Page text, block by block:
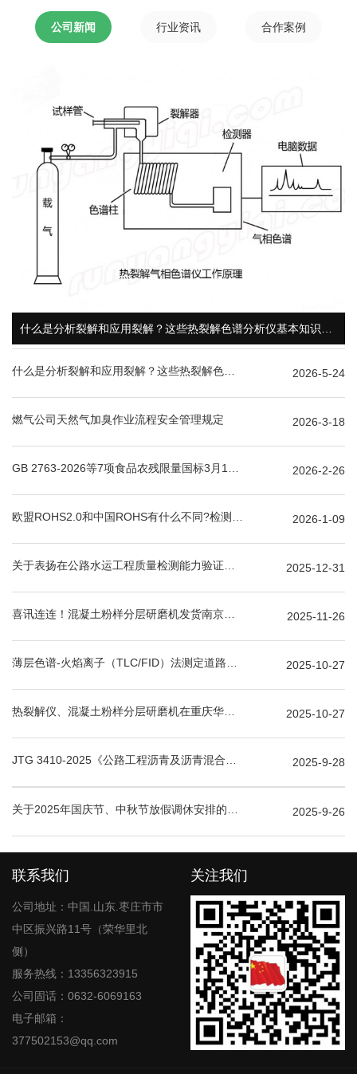
公司新闻 行业资讯 合作案例
什么是分析裂解和应用裂解？这些热裂解色谱分析仪基本知识你了解吗？
什么是分析裂解和应用裂解？这些热裂解色谱分析仪基本知识你了解吗？ 2026-5-24
燃气公司天然气加臭作业流程安全管理规定 2026-3-18
GB 2763-2026等7项食品农残限量国标3月1日正式实施！新增370项限量！ 2026-2-26
欧盟ROHS2.0和中国ROHS有什么不同?检测项目有哪些? 2026-1-09
关于表扬在公路水运工程质量检测能力验证活动中表现突出机构和人员的通知 2025-12-31
喜讯连连！混凝土粉样分层研磨机发货南京东交智控科技集团、武汉长航检测科技等多家水运工程检测公司 2025-11-26
薄层色谱-火焰离子（TLC/FID）法测定道路石油沥青、乳化沥青、稀释沥青的残留物的四组分含量 2025-10-27
热裂解仪、混凝土粉样分层研磨机在重庆华盛检测安装调试完成 2025-10-27
JTG 3410-2025《公路工程沥青及沥青混合料试验规程》10月1日实施 2025-9-28
关于2025年国庆节、中秋节放假调休安排的通知 2025-9-26
联系我们
公司地址：中国.山东.枣庄市市
中区振兴路11号（荣华里北
侧）
服务热线：13356323915
公司固话：0632-6069163
电子邮箱：
377502153@qq.com
关注我们